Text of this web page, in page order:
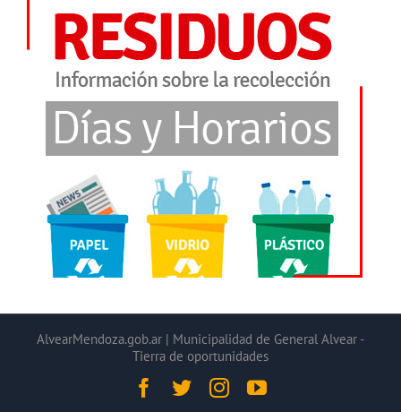
AlvearMendoza.gob.ar | Municipalidad de General Alvear -
Tierra de oportunidades
Facebook
TwitterInstagramYouTube